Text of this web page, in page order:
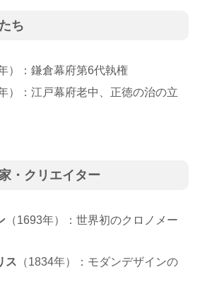
ち
）：鎌倉幕府第6代執権
）：江戸幕府老中、正徳の治の立
・クリエイター
（1693年）：世界初のクロノメー
ス （1834年）：モダンデザインの